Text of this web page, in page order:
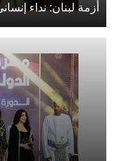
أزمة لبنان: نداء